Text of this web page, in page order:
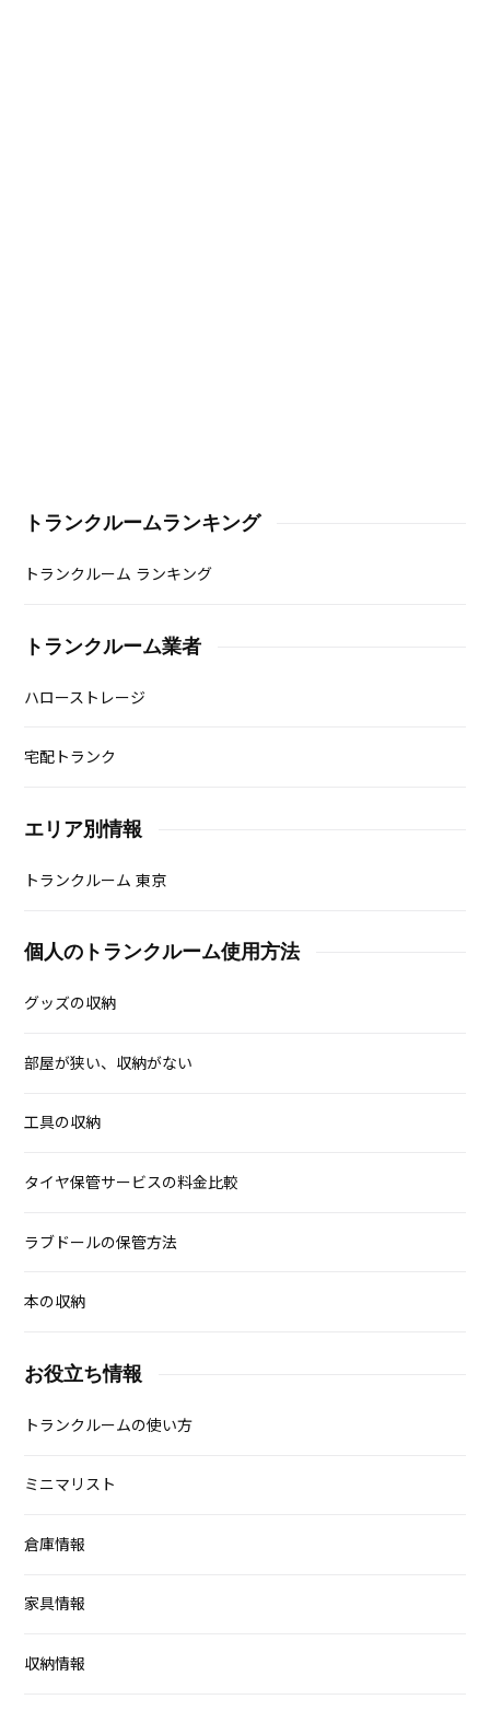
トランクルームランキング
トランクルーム ランキング
トランクルーム業者
ハローストレージ
宅配トランク
エリア別情報
トランクルーム 東京
個人のトランクルーム使用方法
グッズの収納
部屋が狭い、収納がない
工具の収納
タイヤ保管サービスの料金比較
ラブドールの保管方法
本の収納
お役立ち情報
トランクルームの使い方
ミニマリスト
倉庫情報
家具情報
収納情報